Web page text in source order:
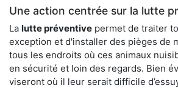
Une action centrée sur la lutte
La lutte préventive permet de traiter
exception et d'installer des pièges de
tous les endroits où ces animaux
en sécurité et loin des regards. Bien
viseront où il leur serait difficile